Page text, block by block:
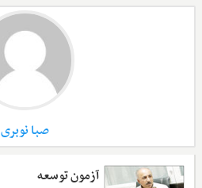
صبا نوبری
آزمون توسعه